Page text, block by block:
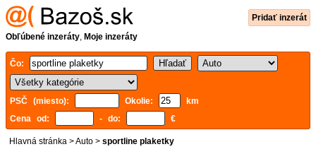
Pridať inzerát
Obľúbené inzeráty, Moje inzeráty
Čo:
PSČ (miesto): Okolie:
km
Cena od:
- do: €
Hlavná stránka >Auto > sportline plaketky